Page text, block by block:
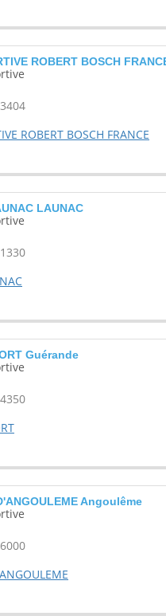
ROBERT BOSCH
ROBERT BOSCH FRANCE
LAUNAC
Guérande
Angoulême